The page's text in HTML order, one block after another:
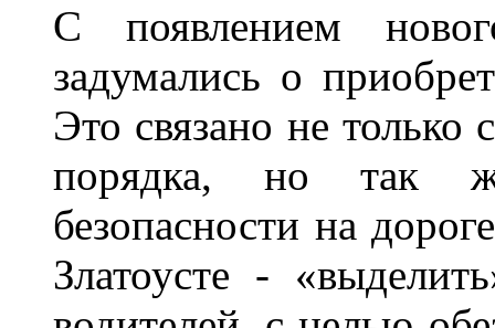
С появлением
задумались о
Это связано не только
порядка, но так
безопасности на
Златоусте -